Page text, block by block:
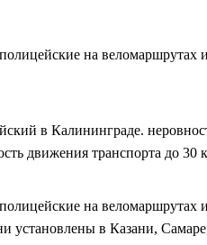
на веломаршрутах
в Калининграде.
движения транспорта до
на
установлены в Казани,